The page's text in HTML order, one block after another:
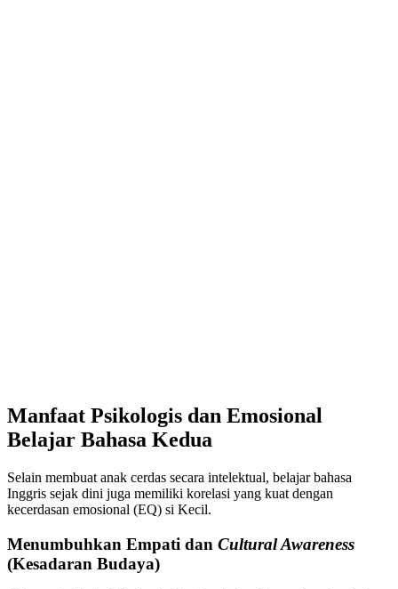
Manfaat Psikologis dan Emosional
Belajar Bahasa Kedua
Selain membuat anak cerdas secara intelektual, belajar bahasa
Inggris sejak dini juga memiliki korelasi yang kuat dengan
kecerdasan emosional (EQ) si Kecil.
Menumbuhkan Empati dan Cultural Awareness
(Kesadaran Budaya)